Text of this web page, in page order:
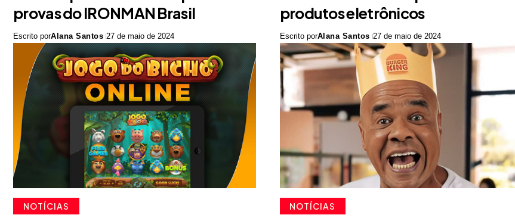
provas do IRONMAN Brasil
Escrito porAlana Santos 27 de maio de 2024
produtos eletrônicos
Escrito porAlana Santos 27 de maio de 2024
NOTÍCIAS NOTÍCIAS